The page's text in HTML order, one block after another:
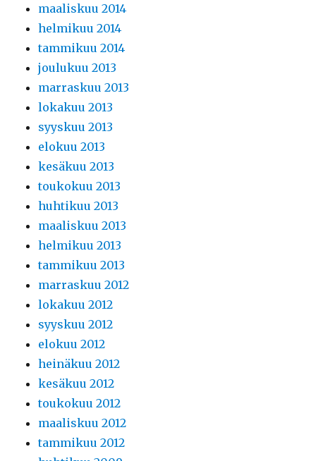
maaliskuu 2014
helmikuu 2014
tammikuu 2014
joulukuu 2013
marraskuu 2013
lokakuu 2013
syyskuu 2013
elokuu 2013
kesäkuu 2013
toukokuu 2013
huhtikuu 2013
maaliskuu 2013
helmikuu 2013
tammikuu 2013
marraskuu 2012
lokakuu 2012
syyskuu 2012
elokuu 2012
heinäkuu 2012
kesäkuu 2012
toukokuu 2012
maaliskuu 2012
tammikuu 2012